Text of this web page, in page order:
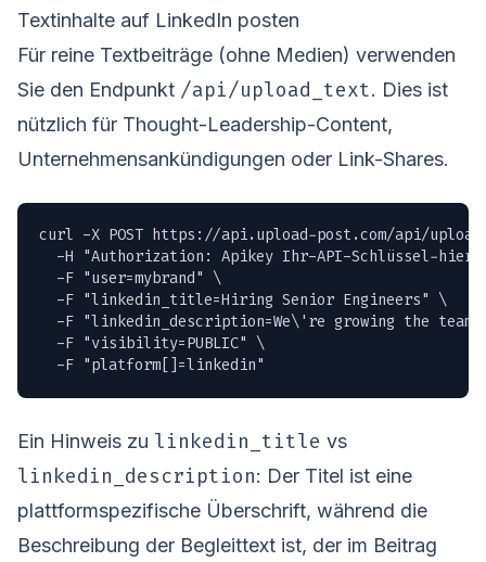
Textinhalte auf LinkedIn posten
Für reine Textbeiträge (ohne Medien) verwenden
Sie den Endpunkt /api/upload_text. Dies ist
nützlich für Thought-Leadership-Content,
Unternehmensankündigungen oder Link-Shares.
curl -X POST https://api.upload-post.com/api/
-H "Authorization: Apikey Ihr-API-Schlüssel-hier"
  -F "user=mybrand" \
  -F "linkedin_title=Hiring Senior Engineers" \
-F "linkedin_description=We\'re growing the
  -F "visibility=PUBLIC" \
  -F "platform[]=linkedin"
Ein Hinweis zu linkedin_title vs
linkedin_description: Der Titel ist eine
plattformspezifische Überschrift, während die
Beschreibung der Begleittext ist, der im Beitrag